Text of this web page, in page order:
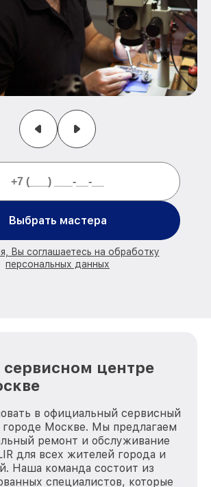
Выбрать мастера
Вы соглашаетесь на обработку
персональных данных
центре
в официальный сервисный
городе Москве. Мы предлагаем
ремонт и обслуживание
для всех жителей города и
Наша команда состоит из
специалистов, которые